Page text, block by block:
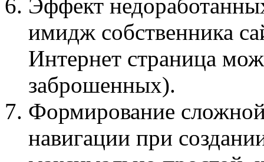
Эффект
имидж собственника
Интернет страница
заброшенных).
Формирование
навигации при